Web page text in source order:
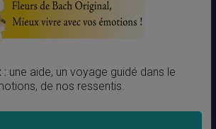
: une aide, un voyage guidé dans le
de nos ressentis.